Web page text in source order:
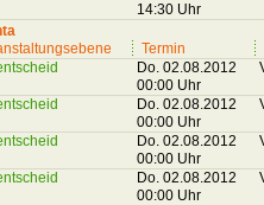
14:30 Uhr
Termin
Do. 02.08.2012
00:00 Uhr
Do. 02.08.2012
00:00 Uhr
Do. 02.08.2012
00:00 Uhr
Do. 02.08.2012
00:00 Uhr